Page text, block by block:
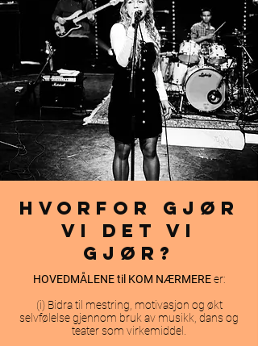
Hvorfor gjør
vi det vi
gjør?
HOVEDMÅLENE til KOM NÆRMEREer:
(i) Bidra til mestring, motivasjon og økt
selvfølelse gjennom bruk av musikk, dans og
teater som virkemiddel.